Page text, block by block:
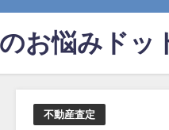
お悩みドッ
不動産査定